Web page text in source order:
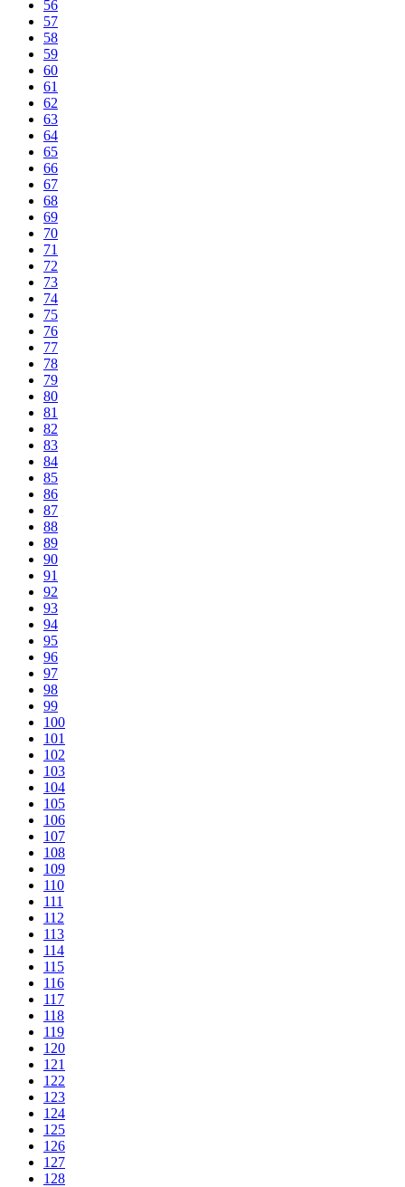
56
57
58
59
60
61
62
63
64
65
66
67
68
69
70
71
72
73
74
75
76
77
78
79
80
81
82
83
84
85
86
87
88
89
90
91
92
93
94
95
96
97
98
99
100
101
102
103
104
105
106
107
108
109
110
111
112
113
114
115
116
117
118
119
120
121
122
123
124
125
126
127
128